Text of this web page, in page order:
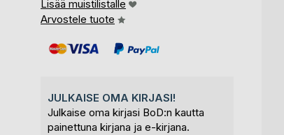
Lisää muistilistalle
Arvostele tuote
JULKAISE OMA KIRJASI!
Julkaise oma kirjasi BoD:n kautta
painettuna kirjana ja e-kirjana.